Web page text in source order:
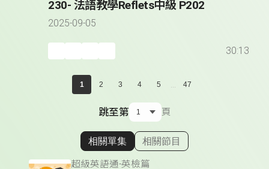
230- 法語教學Reflets中級 P202
2025-09-05
30:13
1 2 3 4 5 ... 47
跳至第 頁
顯示相關單集
相關單集 相關節目
超級英語通-英檢篇